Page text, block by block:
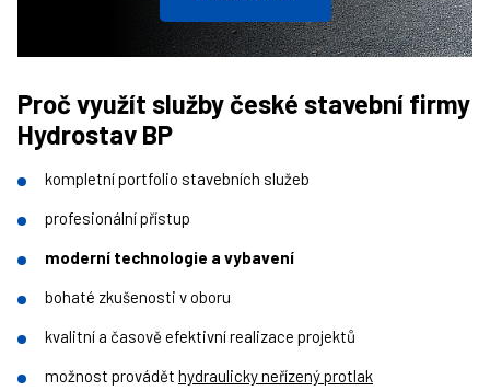
Proč využít služby české stavební firmy
Hydrostav BP
kompletní portfolio stavebních služeb
profesionální přístup
moderní technologie a vybavení
bohaté zkušenosti v oboru
kvalitní a časově efektivní realizace projektů
možnost provádět hydraulicky neřízený protlak